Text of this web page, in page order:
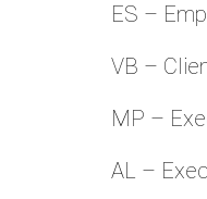
ES –
VB –
MP –
AL –